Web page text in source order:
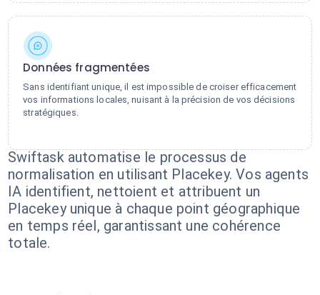
Données fragmentées
Sans identifiant unique, il est impossible de croiser efficacement
vos informations locales, nuisant à la précision de vos décisions
stratégiques.
Swiftask automatise le processus de
normalisation en utilisant Placekey. Vos agents
IA identifient, nettoient et attribuent un
Placekey unique à chaque point géographique
en temps réel, garantissant une cohérence
totale.